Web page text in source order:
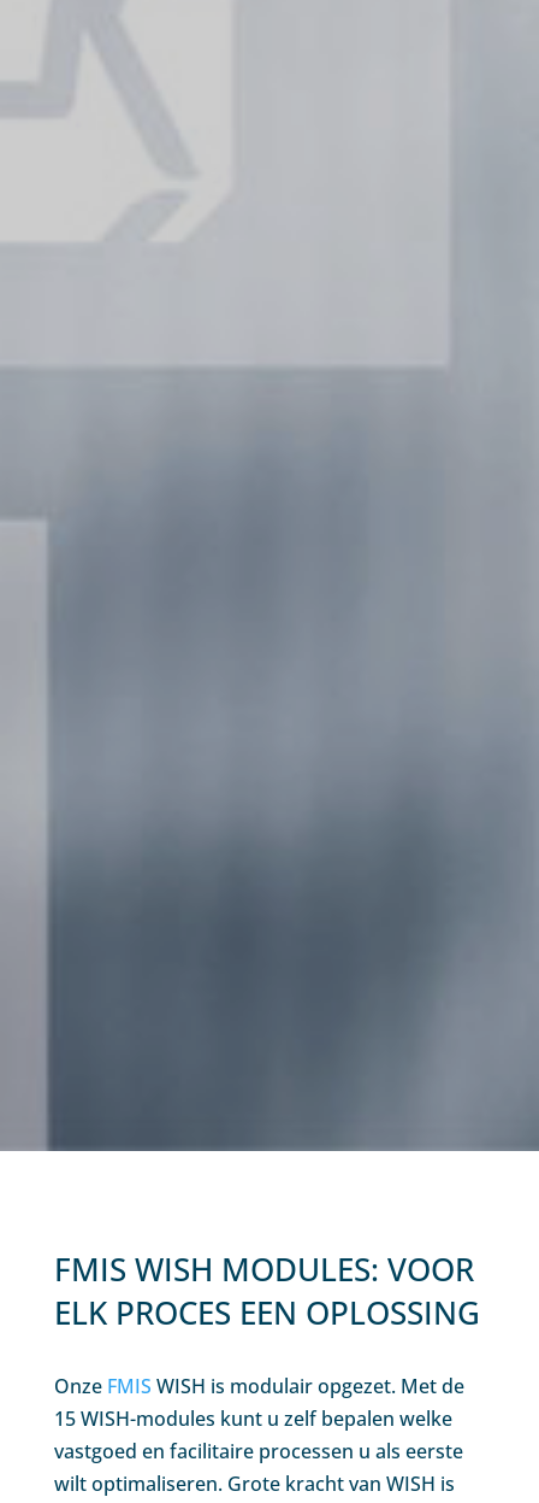
FMIS WISH MODULES: VOOR
ELK PROCES EEN OPLOSSING
Onze FMIS WISH is modulair opgezet. Met de
15 WISH-modules kunt u zelf bepalen welke
vastgoed en facilitaire processen u als eerste
wilt optimaliseren. Grote kracht van WISH is